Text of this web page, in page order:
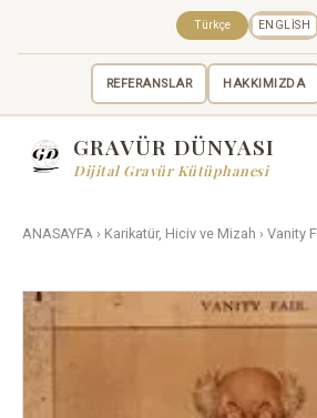
REFERANSLAR HAKKIMIZDA
Türkçe ENGLISH
GRAVÜR DÜNYASI
Dijital Gravür Kütüphanesi
ANASAYFA › Karikatür, Hiciv ve Mizah › Vanity